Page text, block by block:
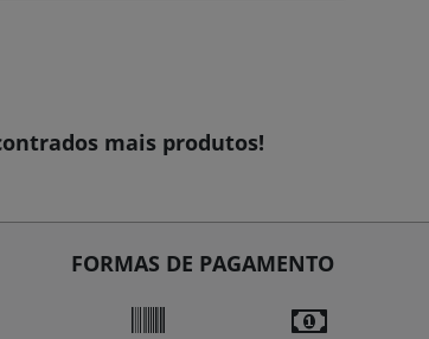
mais produtos!
FORMAS DE PAGAMENTO